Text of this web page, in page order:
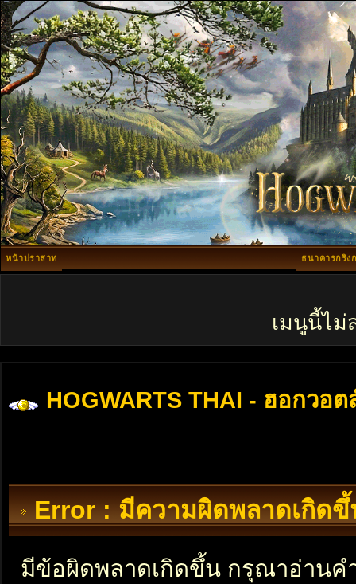
หน้าปราสาท ธนาคารกริง
เมนูนี้ไม่
HOGWARTS THAI - ฮอกวอต
Error : มีความผิดพลาดเกิดขึ้
มีข้อผิดพลาดเกิดขึ้น กรุณาอ่านค